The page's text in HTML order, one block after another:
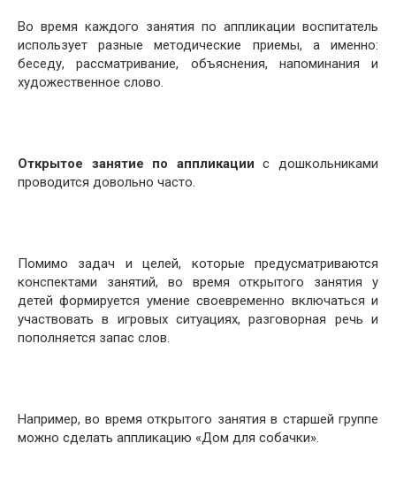
Во время каждого занятия по аппликации воспитатель
использует разные методические приемы, а именно:
беседу, рассматривание, объяснения, напоминания и
художественное слово.
Открытое занятие по аппликациис дошкольниками
проводится довольно часто.
Помимо задач и целей, которые предусматриваются
конспектами занятий, во время открытого занятия у
детей формируется умение своевременно включаться и
участвовать в игровых ситуациях, разговорная речь и
пополняется запас слов.
Например, во время открытого занятия в старшей группе
можно сделать аппликацию «Дом для собачки».